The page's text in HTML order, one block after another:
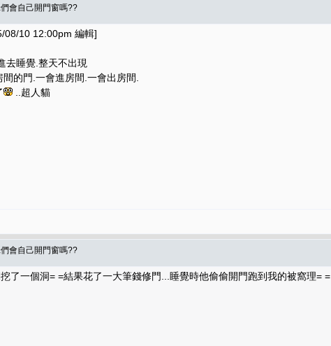
會自己開門窗嗎??
08/10 12:00pm 編輯]
去睡覺.整天不出現
的門.一會進房間.一會出房間.
..超人貓
會自己開門窗嗎??
了一個洞= =結果花了一大筆錢修門...睡覺時他偷偷開門跑到我的被窩理= =